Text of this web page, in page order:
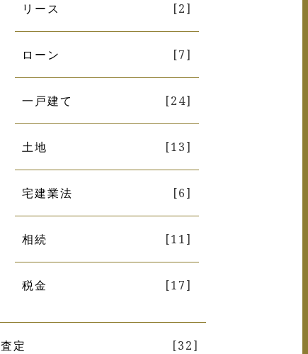
リース [2]
ローン [7]
一戸建て [24]
土地 [13]
宅建業法 [6]
相続 [11]
税金 [17]
査定
[32]